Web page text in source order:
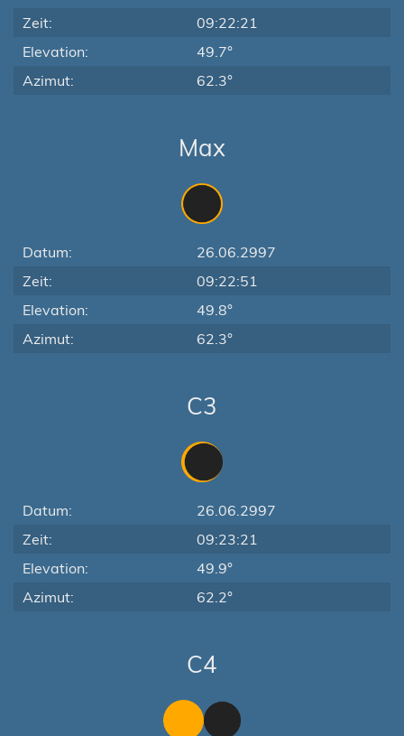
Zeit:
09:22:21
Elevation:
49.7°
Azimut:
62.3°
Max
Datum:
26.06.2997
Zeit:
09:22:51
Elevation:
49.8°
Azimut:
62.3°
C3
Datum:
26.06.2997
Zeit:
09:23:21
Elevation:
49.9°
Azimut:
62.2°
C4